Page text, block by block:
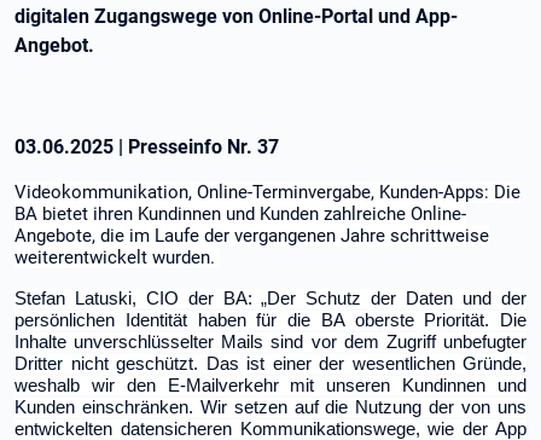
digitalen Zugangswege von Online-Portal und App-
Angebot.
03.06.2025 | Presseinfo Nr. 37
Videokommunikation, Online-Terminvergabe, Kunden-Apps: Die
BA bietet ihren Kundinnen und Kunden zahlreiche Online-
Angebote, die im Laufe der vergangenen Jahre schrittweise
weiterentwickelt wurden.
Stefan Latuski, CIO der BA: „Der Schutz der Daten und der
persönlichen Identität haben für die BA oberste Priorität. Die
Inhalte unverschlüsselter Mails sind vor dem Zugriff unbefugter
Dritter nicht geschützt. Das ist einer der wesentlichen Gründe,
weshalb wir den E-Mailverkehr mit unseren Kundinnen und
Kunden einschränken. Wir setzen auf die Nutzung der von uns
entwickelten datensicheren Kommunikationswege, wie der App